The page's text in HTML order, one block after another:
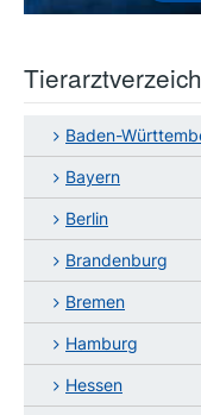
Baden-
Bayern
Berlin
Brandenburg
Bremen
Hamburg
Hessen